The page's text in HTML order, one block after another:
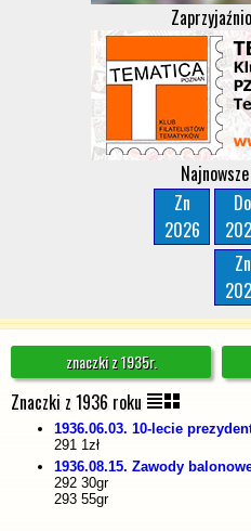
Zn
2026
Do
Zn
znaczki z 1935r.
Znaczki z 1936 roku
1936.06.03. 10-lecie
291 1zł
1936.08.15. Zawody
292 30gr
293 55gr